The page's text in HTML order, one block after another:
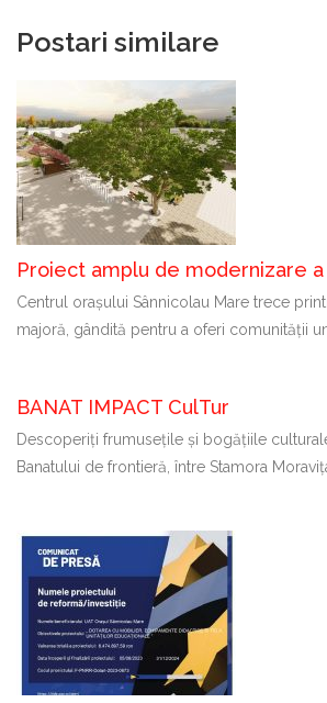
Postari similare
Proiect amplu de modernizare
Centrul orașului Sânnicolau Mare trece
majoră, gândită pentru a oferi comunității
BANAT IMPACT CulTur
Descoperiți frumusețile și bogățiile
Banatului de frontieră, între Stamora